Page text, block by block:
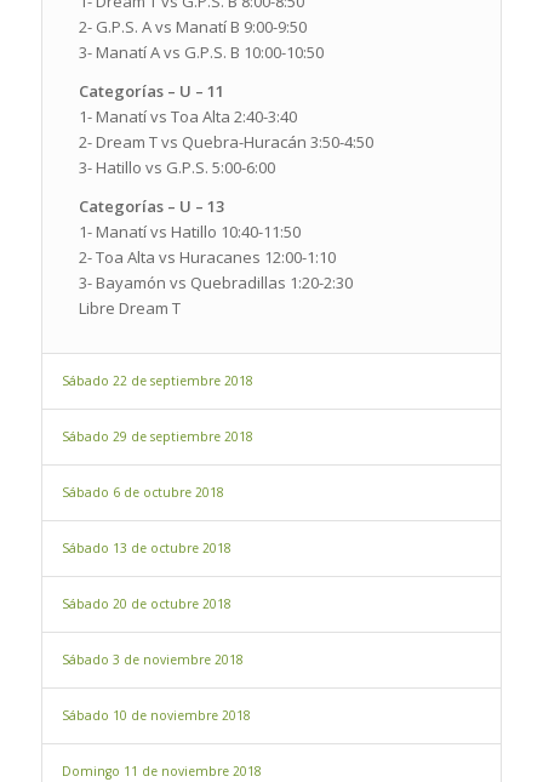
2- G.P.S. A vs Manatí B 9:00-9:50
3- Manatí A vs G.P.S. B 10:00-10:50
Categorías – U – 11
1- Manatí vs Toa Alta 2:40-3:40
2- Dream T vs Quebra-Huracán 3:50-4:50
3- Hatillo vs G.P.S. 5:00-6:00
Categorías – U – 13
1- Manatí vs Hatillo 10:40-11:50
2- Toa Alta vs Huracanes 12:00-1:10
3- Bayamón vs Quebradillas 1:20-2:30
Libre Dream T
Sábado 22 de septiembre 2018
Sábado 29 de septiembre 2018
Sábado 6 de octubre 2018
Sábado 13 de octubre 2018
Sábado 20 de octubre 2018
Sábado 3 de noviembre 2018
Sábado 10 de noviembre 2018
Domingo 11 de noviembre 2018